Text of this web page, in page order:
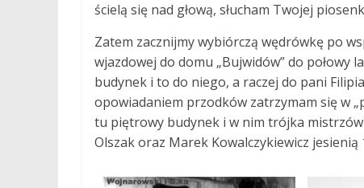
ścielą się nad głową, słucham Twojej
Zatem zacznijmy wybiórczą wędrówkę po
wjazdowej do domu „Bujwidów” do
budynek i to do niego, a raczej do pani
opowiadaniem przodków zatrzymam się w
tu piętrowy budynek i w nim trójka
Olszak oraz Marek Kowalczykiewicz